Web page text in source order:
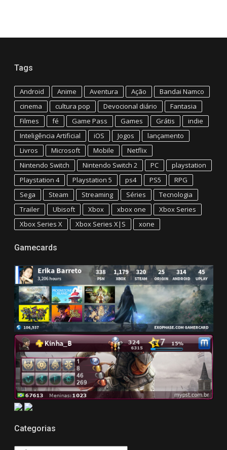
Tags
Android Anime Aventura Ação
Bandai Namco
cinema
cultura pop Devocional diário
Fantasia
Filmes
fé Game Pass Games Grátis
indie
Inteligência Artificial
iOS Jogos
lançamento
Livros
Microsoft Mobile
Netflix
Nintendo Switch
Nintendo Switch 2 PC
playstation
Playstation 4
Playstation 5 ps4 PS5
RPG
Sega
Steam Streaming Séries
Tecnologia
Trailer
Ubisoft Xbox xbox one
Xbox Series
Xbox Series X
Xbox Series X|S xone
Gamecards
Categorias